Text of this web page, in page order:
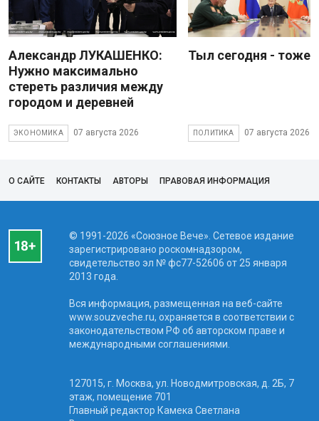
Александр ЛУКАШЕНКО:
Нужно максимально
стереть различия между
городом и деревней
ЭКОНОМИКА 07 августа 2026
Тыл сегодня - тоже
ПОЛИТИКА 07 августа 2026
О САЙТЕ КОНТАКТЫ АВТОРЫ ПРАВОВАЯ ИНФОРМАЦИЯ
© 1991-2026 «Союзное Вече». Сетевое издание
зарегистрировано роскомнадзором,
свидетельство эл № фc77-52606 от 25 января
2013 года.
Вся информация, размещенная на веб-сайте
www.souzveche.ru, охраняется в соответствии с
законодательством РФ об авторском праве и
международными соглашениями.
127015, г. Москва, ул. Новодмитровская, д. 2Б, 7
этаж, помещение 701
Главный редактор Камека Светлана